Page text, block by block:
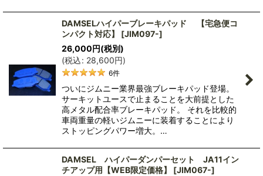
DAMSELハイパーブレーキパッド 【宅急便コ
ンパクト対応】
[JIM097-]
26,000円(税別)
(税込: 28,600円)
6件
ついにジムニー業界最強ブレーキパッド登場。
サーキットユースで止まることを大前提とした
高メタル配合率ブレーキパッド。 それを比較的
車両重量の軽いジムニーに装着することにより
ストッピングパワー増大。…
DAMSEL ハイパーダンパーセット JA11イン
チアップ用【WEB限定価格】
[JIM067-]